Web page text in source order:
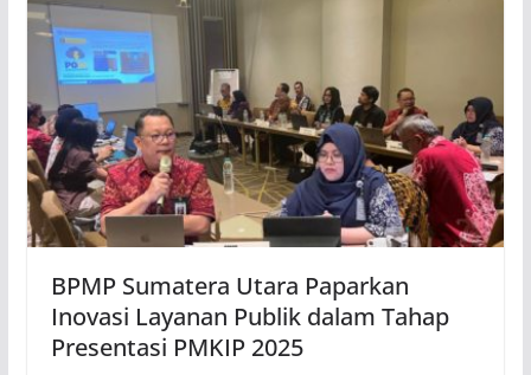
BPMP Sumatera Utara Paparkan
Inovasi Layanan Publik dalam Tahap
Presentasi PMKIP 2025